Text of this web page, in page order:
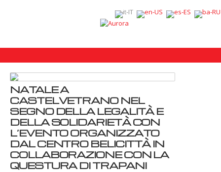
NATALE A
CASTELVETRANO NEL
SEGNO DELLA LEGALITÀ E
DELLA SOLIDARIETÀ CON
L’EVENTO ORGANIZZATO
DAL CENTRO BELICITTÀ IN
COLLABORAZIONE CON LA
QUESTURA DI TRAPANI